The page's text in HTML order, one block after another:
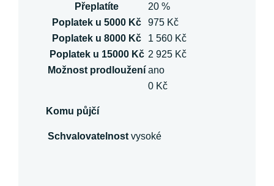
Přeplatíte
20 %
Poplatek u 5000 Kč
975 Kč
Poplatek u 8000 Kč
1 560 Kč
Poplatek u 15000 Kč 2 925 Kč
Možnost prodloužení ano
0 Kč
Komu půjčí
Schvalovatelnost vysoké